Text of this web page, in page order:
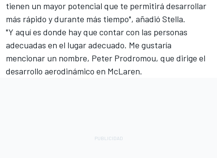
tienen un mayor potencial que te permitirá desarrollar
más rápido y durante más tiempo", añadió Stella.
"Y aquí es donde hay que contar con las personas
adecuadas en el lugar adecuado. Me gustaría
mencionar un nombre, Peter Prodromou, que dirige el
desarrollo aerodinámico en McLaren.